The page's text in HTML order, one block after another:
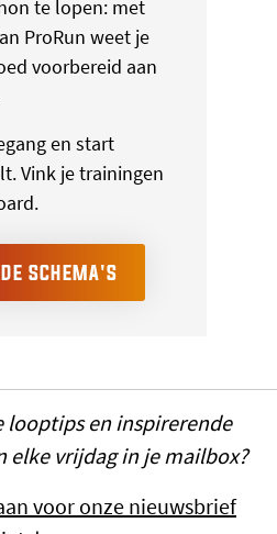
te lopen: met
ProRun weet je
voorbereid aan
en start
Vink je trainingen
SCHEMA'S
looptips en inspirerende
elke vrijdag in je mailbox?
voor onze nieuwsbrief